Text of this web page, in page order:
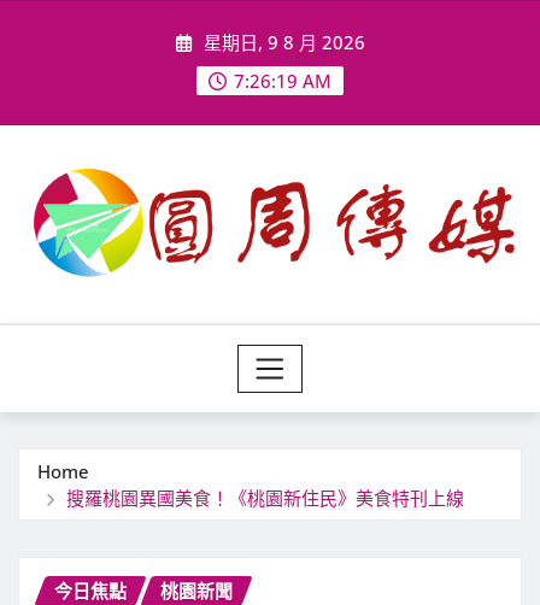
星期日, 9 8 月 2026
7:26:22 AM
Home
搜羅桃園異國美食！《桃園新住民》美食特刊上線
今日焦點 桃園新聞